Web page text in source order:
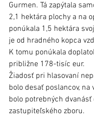
Gurmen. Tá zapýtala
2,1 hektára plochy a na
ponúkala 1,5 hektára
je od hradného kopca
K tomu ponúkala
približne 178-tisíc eur.
Žiadosť pri hlasovaní
bolo desať poslancov, na
bolo potrebných dvanásť
zastupiteľského zboru.